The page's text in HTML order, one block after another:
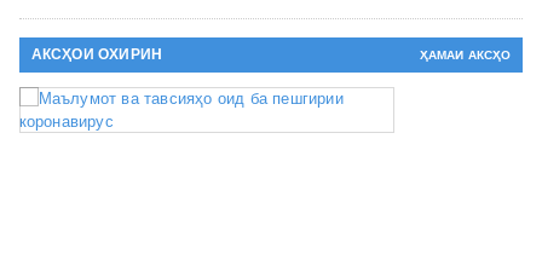
АКСҲОИ ОХИРИН ҲАМАИ АКСҲО